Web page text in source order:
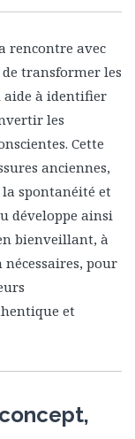
rencontre avec
transformer les
aide à identifier
les
Cette
anciennes,
la spontanéité et
développe ainsi
bienveillant, à
nécessaires, pour
et